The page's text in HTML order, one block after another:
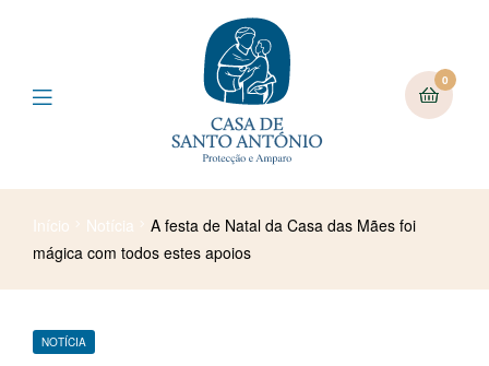
0
Início Notícia
A festa de Natal da Casa das Mães foi
mágica com todos estes apoios
NOTÍCIA